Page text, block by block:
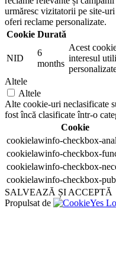
urmăresc vizitatorii pe site-
oferi reclame personalizate.
Cookie Durată
NID
6
months
Acest
interesul
Altele
Altele
Alte cookie-uri neclasificate
fost încă clasificate într-o
Cookie
cookielawinfo-checkbox-
cookielawinfo-checkbox-
cookielawinfo-checkbox-
cookielawinfo-checkbox-
SALVEAZĂ ȘI ACCEPTĂ
Propulsat de